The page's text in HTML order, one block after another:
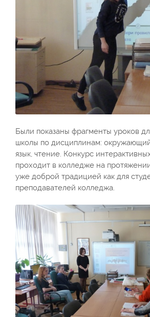
Были показаны фрагменты уроков
школы по дисциплинам:
язык, чтение. Конкурс
проходит в колледже на
уже доброй традицией как для
преподавателей колледжа.